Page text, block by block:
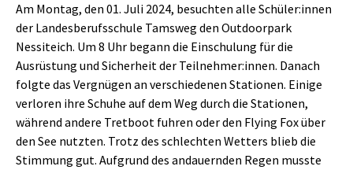
Am Montag, den 01. Juli 2024, besuchten alle Schüler:innen
der Landesberufsschule Tamsweg den Outdoorpark
Nessiteich. Um 8 Uhr begann die Einschulung für die
Ausrüstung und Sicherheit der Teilnehmer:innen. Danach
folgte das Vergnügen an verschiedenen Stationen. Einige
verloren ihre Schuhe auf dem Weg durch die Stationen,
während andere Tretboot fuhren oder den Flying Fox über
den See nutzten. Trotz des schlechten Wetters blieb die
Stimmung gut. Aufgrund des andauernden Regen musste